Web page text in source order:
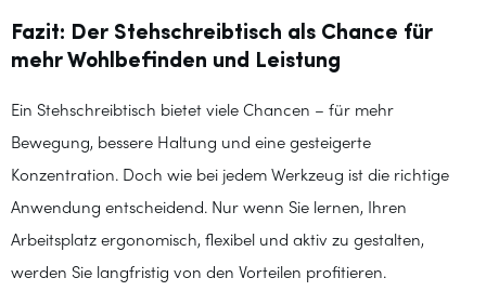
Fazit: Der Stehschreibtisch als Chance für
mehr Wohlbefinden und Leistung
Ein Stehschreibtisch bietet viele Chancen – für mehr
Bewegung, bessere Haltung und eine gesteigerte
Konzentration. Doch wie bei jedem Werkzeug ist die richtige
Anwendung entscheidend. Nur wenn Sie lernen, Ihren
Arbeitsplatz ergonomisch, flexibel und aktiv zu gestalten,
werden Sie langfristig von den Vorteilen profitieren.